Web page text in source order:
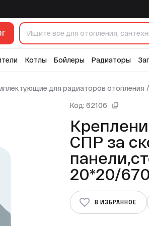
Котлы Бойлеры Радиаторы
для радиаторов отопления /
Код: 62106
СПР за
20*20/
В ИЗБРАННОЕ